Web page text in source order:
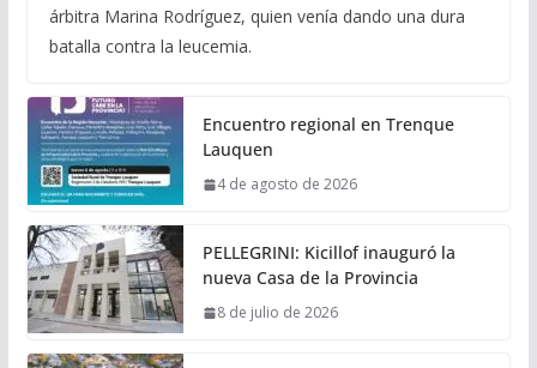
árbitra Marina Rodríguez, quien venía dando una dura
batalla contra la leucemia.
Encuentro regional en Trenque
Lauquen
4 de agosto de 2026
PELLEGRINI: Kicillof inauguró la
nueva Casa de la Provincia
8 de julio de 2026